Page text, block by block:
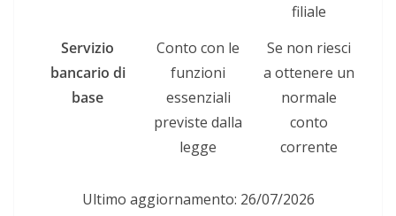
filiale
Servizio
bancario di
base
Conto con le
funzioni
essenziali
previste dalla
legge
Se non riesci
a ottenere un
normale
conto
corrente
Ultimo aggiornamento: 26/07/2026